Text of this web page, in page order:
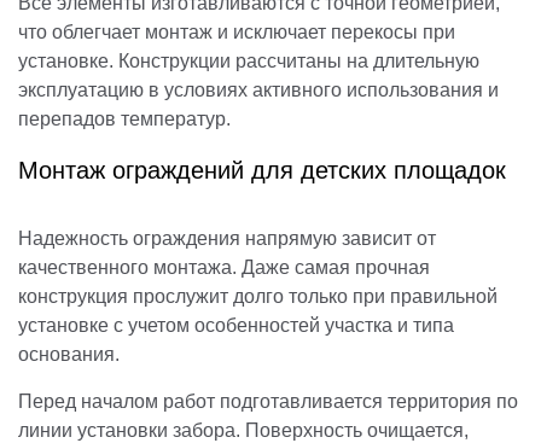
что облегчает монтаж и исключает перекосы при
установке. Конструкции рассчитаны на длительную
эксплуатацию в условиях активного использования и
перепадов температур.
Монтаж ограждений для детских площадок
Надежность ограждения напрямую зависит от
качественного монтажа. Даже самая прочная
конструкция прослужит долго только при правильной
установке с учетом особенностей участка и типа
основания.
Перед началом работ подготавливается территория по
линии установки забора. Поверхность очищается,